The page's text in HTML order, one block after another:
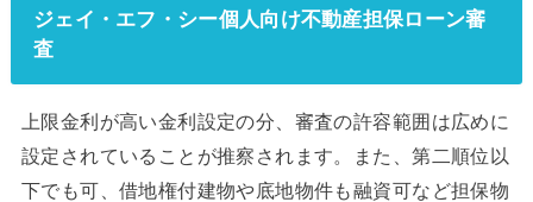
ジェイ・エフ・シー個人向け不動産担保ローン審
査
上限金利が高い金利設定の分、審査の許容範囲は広めに
設定されていることが推察されます。また、第二順位以
下でも可、借地権付建物や底地物件も融資可など担保物